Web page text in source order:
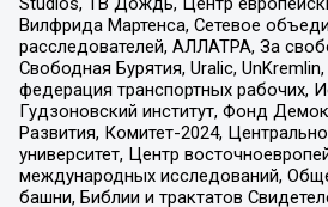
Вилфрида Мартенса, Сетевое
расследователей, АЛЛАТРА, За
Свободная Бурятия, Uralic,
федерация транспортных рабочих,
Гудзоновский институт, Фонд
Развития, Комитет-2024,
университет, Центр
международных исследований,
башни, Библии и трактатов